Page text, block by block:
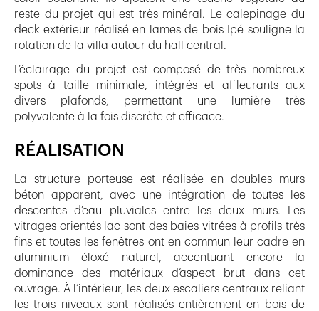
reste du projet qui est très minéral. Le calepinage du
deck extérieur réalisé en lames de bois Ipé souligne la
rotation de la villa autour du hall central.
L’éclairage du projet est composé de très nombreux
spots à taille minimale, intégrés et affleurants aux
divers plafonds, permettant une lumière très
polyvalente à la fois discrète et efficace.
RÉALISATION
La structure porteuse est réalisée en doubles murs
béton apparent, avec une intégration de toutes les
descentes d’eau pluviales entre les deux murs. Les
vitrages orientés lac sont des baies vitrées à profils très
fins et toutes les fenêtres ont en commun leur cadre en
aluminium éloxé naturel, accentuant encore la
dominance des matériaux d’aspect brut dans cet
ouvrage. À l’intérieur, les deux escaliers centraux reliant
les trois niveaux sont réalisés entièrement en bois de